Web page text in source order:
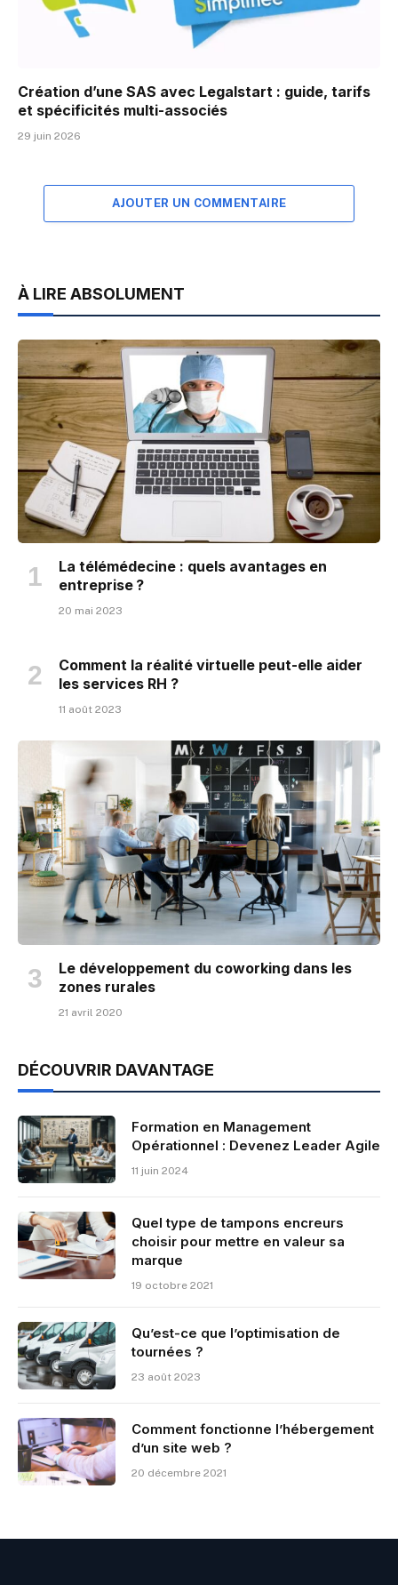
Création d’une SAS avec Legalstart : guide, tarifs
et spécificités multi-associés
29 juin 2026
AJOUTER UN COMMENTAIRE
À LIRE ABSOLUMENT
La télémédecine : quels avantages en
entreprise ?
20 mai 2023
Comment la réalité virtuelle peut-elle aider
les services RH ?
11 août 2023
Le développement du coworking dans les
zones rurales
21 avril 2020
DÉCOUVRIR DAVANTAGE
Formation en Management
Opérationnel : Devenez Leader Agile
11 juin 2024
Quel type de tampons encreurs
choisir pour mettre en valeur sa
marque
19 octobre 2021
Qu’est-ce que l’optimisation de
tournées ?
23 août 2023
Comment fonctionne l’hébergement
d’un site web ?
20 décembre 2021